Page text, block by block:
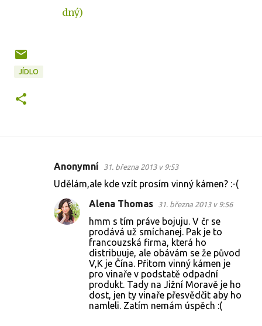
dný)
JÍDLO
Anonymní 31. března 2013 v 9:53
Udělám,ale kde vzít prosím vinný kámen? :-(
Alena Thomas
31. března 2013 v 9:56
hmm s tím práve bojuju. V čr se
prodává už smíchanej. Pak je to
francouzská firma, která ho
distribuuje, ale obávám se že původ
V,K je Čína. Přitom vinný kámen je
pro vinaře v podstatě odpadní
produkt. Tady na Jižní Moravě je ho
dost, jen ty vinaře přesvědčit aby ho
namleli. Zatím nemám úspěch :(